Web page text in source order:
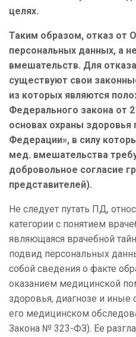
целях.
Таким образом, отказ от
персональных данных, а
вмешательств. Для
существуют свои
из которых являются
Федерального закона от
основах охраны
Федерации», в силу
мед. вмешательства
добровольное согласие
представителей).
Не следует путать ПД,
категории с понятием
являющаяся врачебной
подвид персональных
собой сведения о факте
оказанием медицинской
здоровья, диагнозе и иные
его медицинском
Закона № 323-ФЗ). Ее